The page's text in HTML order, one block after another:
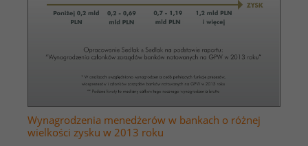
Wynagrodzenia menedżerów w bankach o różnej
wielkości zysku w 2013 roku